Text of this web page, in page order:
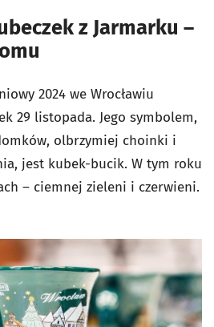
z Jarmarku –
2024 we Wrocławiu
29 listopada. Jego symbolem,
olbrzymiej choinki i
jest kubek-bucik. W tym roku
– ciemnej zieleni i czerwieni.